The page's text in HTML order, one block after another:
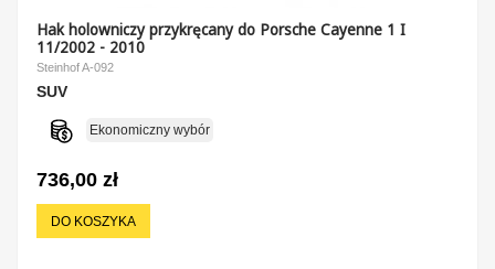
Hak holowniczy przykręcany do Porsche Cayenne 1 I
11/2002 - 2010
Steinhof A-092
SUV
Ekonomiczny wybór
736,00 zł
DO KOSZYKA